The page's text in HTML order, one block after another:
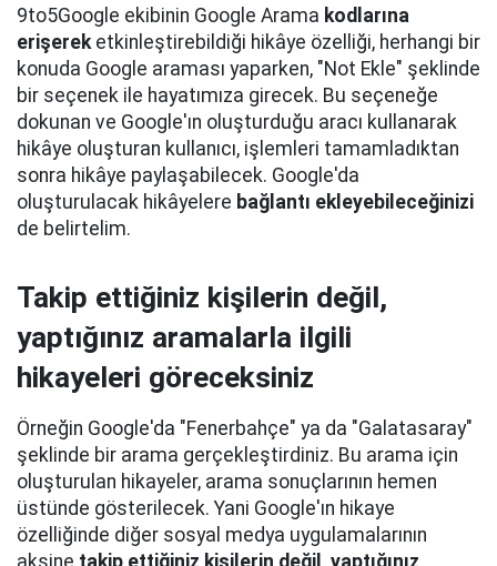
9to5Google ekibinin Google Arama kodlarına
erişereketkinleştirebildiği hikâye özelliği, herhangi bir
konuda Google araması yaparken, "Not Ekle" şeklinde
bir seçenek ile hayatımıza girecek. Bu seçeneğe
dokunan ve Google'ın oluşturduğu aracı kullanarak
hikâye oluşturan kullanıcı, işlemleri tamamladıktan
sonra hikâye paylaşabilecek. Google'da
oluşturulacak hikâyelere bağlantı ekleyebileceğinizi
de belirtelim.
Takip ettiğiniz kişilerin değil,
yaptığınız aramalarla ilgili
hikayeleri göreceksiniz
Örneğin Google'da "Fenerbahçe" ya da "Galatasaray"
şeklinde bir arama gerçekleştirdiniz. Bu arama için
oluşturulan hikayeler, arama sonuçlarının hemen
üstünde gösterilecek. Yani Google'ın hikaye
özelliğinde diğer sosyal medya uygulamalarının